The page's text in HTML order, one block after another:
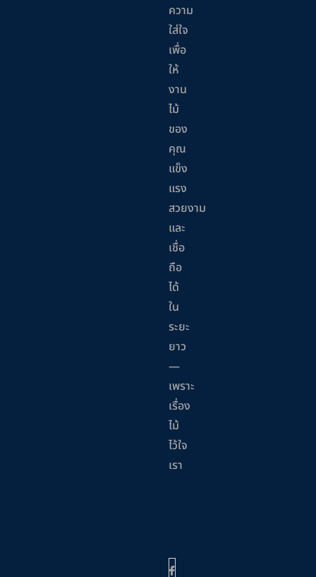
ความ
ใส่ใจ
เพื่อ
ให้
งาน
ไม้
ของ
คุณ
แข็ง
แรง
สวยงาม
และ
เชื่อ
ถือ
ได้
ใน
ระยะ
ยาว
—
เพราะ
เรื่อง
ไม้
ไว้ใจ
เรา